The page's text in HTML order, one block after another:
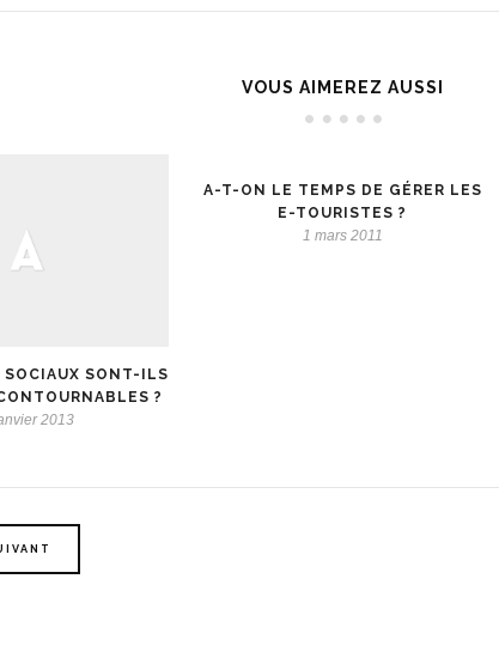
VOUS AIMEREZ AUSSI
SOCIAUX SONT-ILS
?
2013
A-T-ON LE TEMPS DE GÉRER LES
E-TOURISTES ?
1 mars 2011